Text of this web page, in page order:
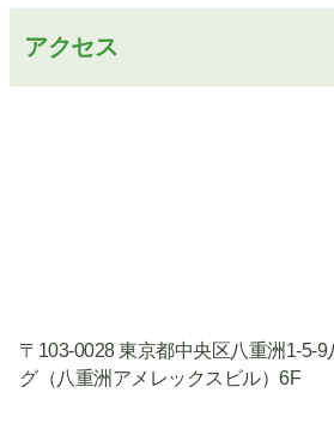
アクセス
〒103-0028 東京都中央区八重洲1-5-
グ（八重洲アメレックスビル）6F